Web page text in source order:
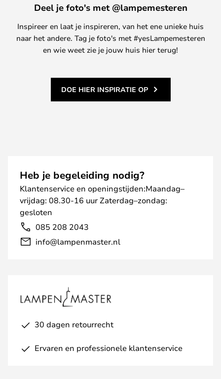
Deel je foto's met @lampemesteren
Inspireer en laat je inspireren, van het ene unieke huis
naar het andere. Tag je foto's met #yesLampemesteren
en wie weet zie je jouw huis hier terug!
DOE HIER INSPIRATIE OP
Heb je begeleiding nodig?
Klantenservice en openingstijden:Maandag–
vrijdag: 08.30-16 uur Zaterdag–zondag:
gesloten
085 208 2043
info@lampenmaster.nl
30 dagen retourrecht
Ervaren en professionele klantenservice